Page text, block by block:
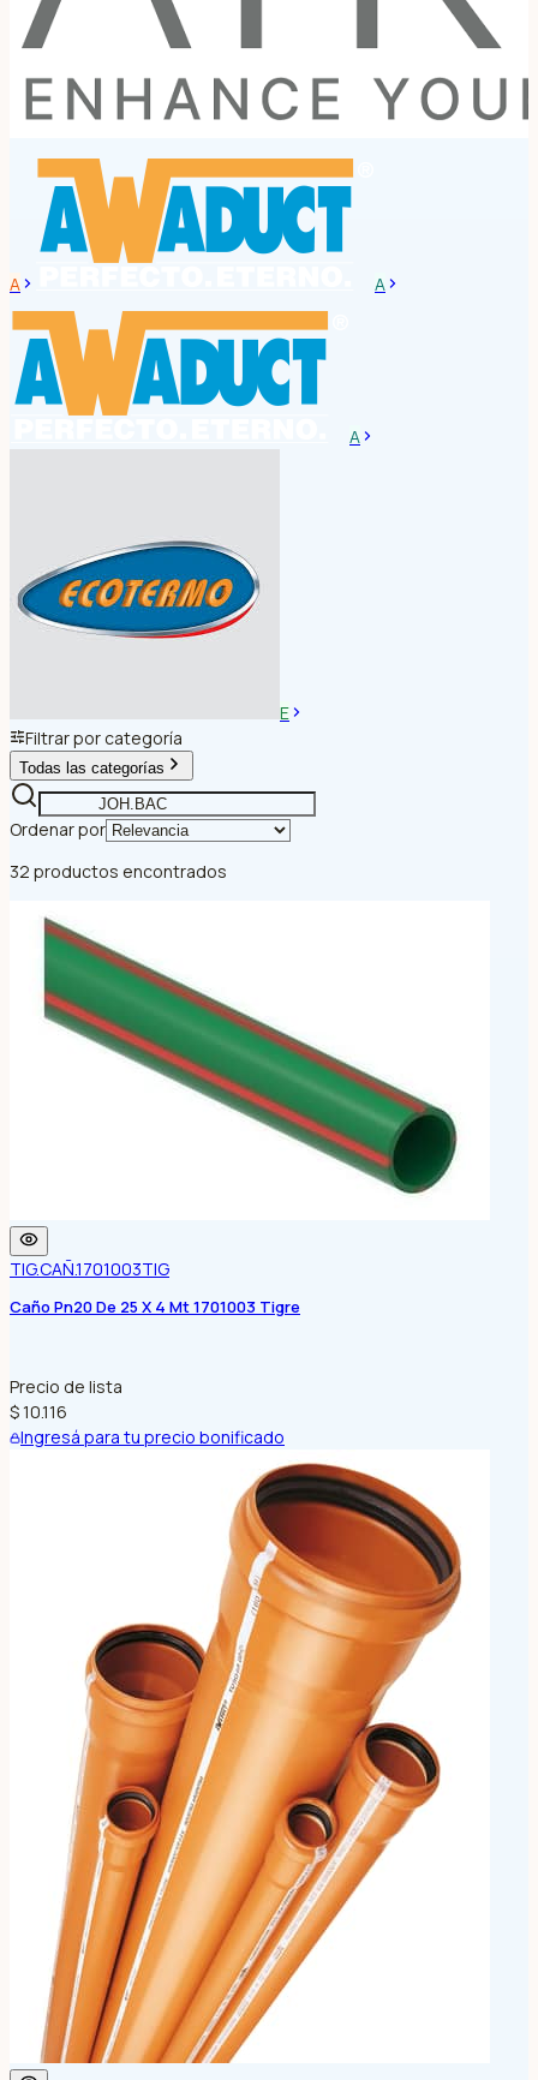
A A
A
E
Filtrar por categoría
Todas las categorías
Ordenar por
32 productos encontrados
TIG.CAÑ.1701003TIG
Caño Pn20 De 25 X 4 Mt 1701003 Tigre
Precio de lista
$ 10.116
Ingresá para tu precio bonificado